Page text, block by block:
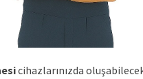
cihazlarınızda